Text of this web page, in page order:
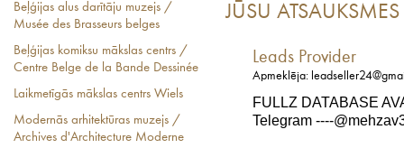
Beļģijas alus darītāju muzejs /
Musée des Brasseurs belges
Beļģijas komiksu mākslas centrs /
Centre Belge de la Bande Dessinée
Laikmetīgās mākslas centrs Wiels
Modernās arhitektūras muzejs /
Archives d'Architecture Moderne
JŪSU ATSAUKSMES
Leads Provider
Apmeklēja:
FULLZ DATABASE
Telegram ----